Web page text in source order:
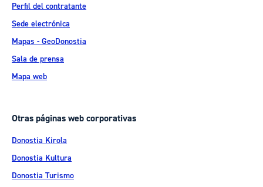
Perfil del contratante
Sede electrónica
Mapas - GeoDonostia
Sala de prensa
Mapa web
Otras páginas web corporativas
Donostia Kirola
Donostia Kultura
Donostia Turismo